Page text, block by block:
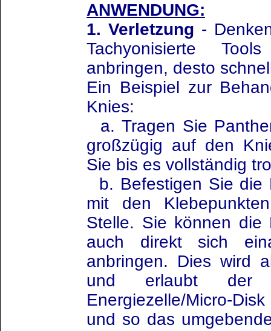
ANWENDUNG:
1. Verletzung -
Tachyonisierte
anbringen, desto
Ein Beispiel zur
Knies:
a. Tragen Sie
großzügig auf den
Sie bis es vollständig
b. Befestigen Sie die
mit den
Stelle. Sie können die
auch direkt sich
anbringen. Dies wird
und erlaubt der
Energiezelle/Micro-
und so das